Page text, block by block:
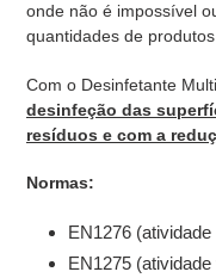
onde não é impossível
quantidades de
Com o Desinfetante
desinfeção das
resíduos e com a
Normas:
EN1276 (atividade
EN1275 (atividade